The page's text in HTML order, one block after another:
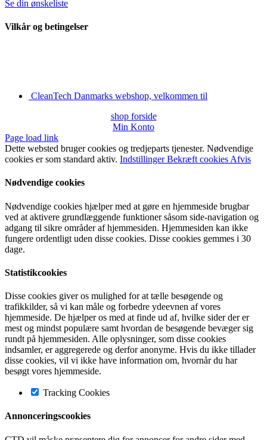
Se din ønskeliste
Vilkår og betingelser
CleanTech Danmarks webshop, velkommen til
shop forside
Min Konto
Page load link
Dette websted bruger cookies og tredjeparts tjenester. Nødvendige
cookies er som standard aktiv. IndstillingerBekræft cookies Afvis
Nødvendige cookies
Nødvendige cookies hjælper med at gøre en hjemmeside brugbar
ved at aktivere grundlæggende funktioner såsom side-navigation og
adgang til sikre områder af hjemmesiden. Hjemmesiden kan ikke
fungere ordentligt uden disse cookies. Disse cookies gemmes i 30
dage.
Statistikcookies
Disse cookies giver os mulighed for at tælle besøgende og
trafikkilder, så vi kan måle og forbedre ydeevnen af vores
hjemmeside. De hjælper os med at finde ud af, hvilke sider der er
mest og mindst populære samt hvordan de besøgende bevæger sig
rundt på hjemmesiden. Alle oplysninger, som disse cookies
indsamler, er aggregerede og derfor anonyme. Hvis du ikke tillader
disse cookies, vil vi ikke have information om, hvornår du har
besøgt vores hjemmeside.
Tracking Cookies
Annonceringscookies